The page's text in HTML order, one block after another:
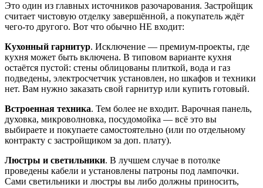
Это один из главных источников разочарования. Застройщик
считает чистовую отделку завершённой, а покупатель ждёт
чего-то другого. Вот что обычно НЕ входит:
Кухонный гарнитур. Исключение — премиум-проекты, где
кухня может быть включена. В типовом варианте кухня
остаётся пустой: стены облицованы плиткой, вода и газ
подведены, электросчетчик установлен, но шкафов и техники
нет. Вам нужно заказать свой гарнитур или купить готовый.
Встроенная техника. Тем более не входит. Варочная панель,
духовка, микроволновка, посудомойка — всё это вы
выбираете и покупаете самостоятельно (или по отдельному
контракту с застройщиком за доп. плату).
Люстры и светильники. В лучшем случае в потолке
проведены кабели и установлены патроны под лампочки.
Сами светильники и люстры вы либо должны приносить,